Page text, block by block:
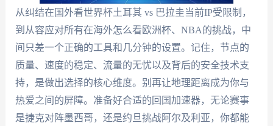
从纠结在国外看世界杯土耳其 vs 巴拉圭当前IP受限制，
到从容应对所有在海外怎么看欧洲杯、NBA的挑战，中
间只差一个正确的工具和几分钟的设置。记住，节点的
质量、速度的稳定、流量的无忧以及背后的安全技术支
持，是做出选择的核心维度。别再让地理距离成为你与
热爱之间的屏障。准备好合适的回国加速器，无论赛事
是捷克对阵墨西哥，还是约旦挑战阿尔及利亚，你都能